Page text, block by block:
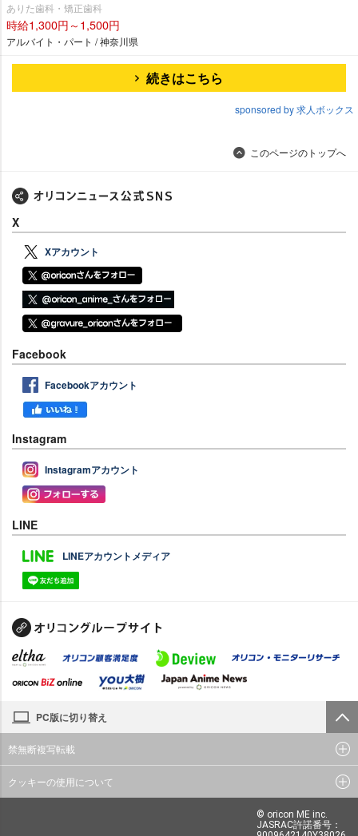
ありた歯科・矯正歯科
時給1,300円～1,500円
アルバイト・パート / 神奈川県
続きはこちら
sponsored by 求人ボックス
このページのトップへ
X
Xアカウント
Facebook
Facebookアカウント
Instagram
Instagramアカウント
LINE
LINEアカウントメディア
PC版に切り替え
禁無断複写転載
クッキーの使用について
© oricon ME inc.
JASRAC許諾番号：